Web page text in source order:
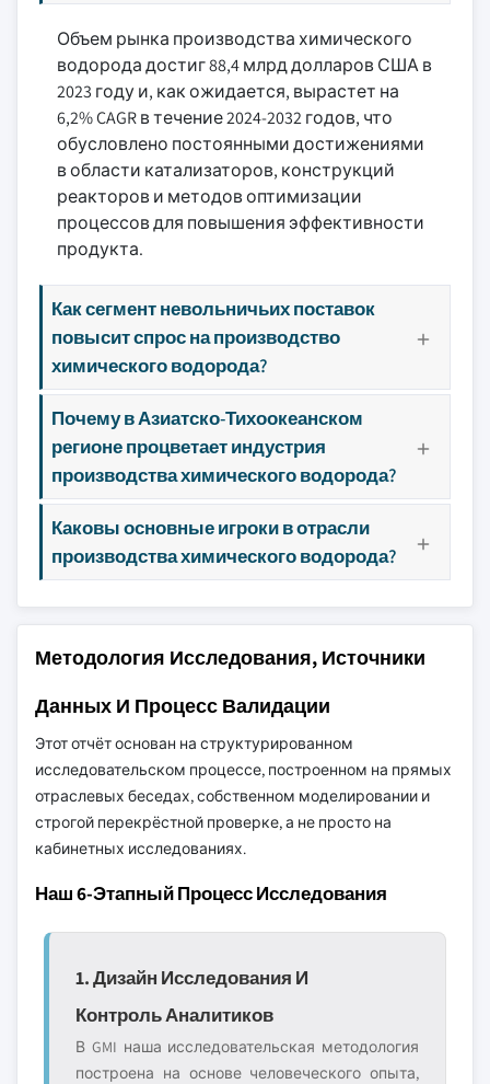
Объем рынка производства химического
водорода достиг 88,4 млрд долларов США в
2023 году и, как ожидается, вырастет на
6,2% CAGR в течение 2024-2032 годов, что
обусловлено постоянными достижениями
в области катализаторов, конструкций
реакторов и методов оптимизации
процессов для повышения эффективности
продукта.
Как сегмент невольничьих поставок
повысит спрос на производство
химического водорода?
Почему в Азиатско-Тихоокеанском
регионе процветает индустрия
производства химического водорода?
Каковы основные игроки в отрасли
производства химического водорода?
Методология Исследования, Источники
Данных И Процесс Валидации
Этот отчёт основан на структурированном
исследовательском процессе, построенном на прямых
отраслевых беседах, собственном моделировании и
строгой перекрёстной проверке, а не просто на
кабинетных исследованиях.
Наш 6-Этапный Процесс Исследования
1. Дизайн Исследования И
Контроль Аналитиков
В GMI наша исследовательская методология
построена на основе человеческого опыта,